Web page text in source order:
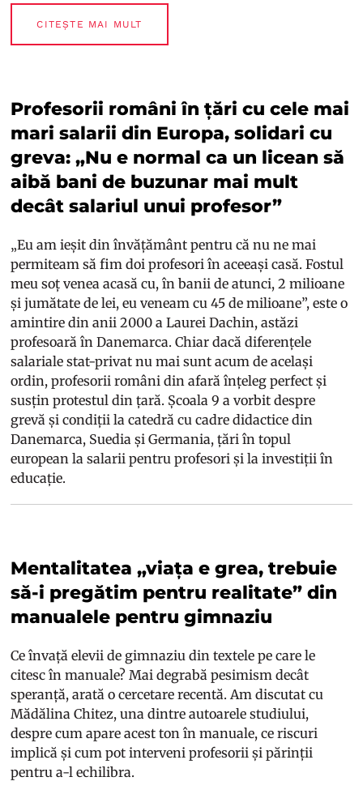
CITEȘTE MAI MULT
Profesorii români în țări cu cele mai
mari salarii din Europa, solidari cu
greva: „Nu e normal ca un licean să
aibă bani de buzunar mai mult
decât salariul unui profesor”
„Eu am ieșit din învățământ pentru că nu ne mai
permiteam să fim doi profesori în aceeași casă. Fostul
meu soț venea acasă cu, în banii de atunci, 2 milioane
și jumătate de lei, eu veneam cu 45 de milioane”, este o
amintire din anii 2000 a Laurei Dachin, astăzi
profesoară în Danemarca. Chiar dacă diferențele
salariale stat-privat nu mai sunt acum de același
ordin, profesorii români din afară înțeleg perfect și
susțin protestul din țară. Școala 9 a vorbit despre
grevă și condiții la catedră cu cadre didactice din
Danemarca, Suedia și Germania, țări în topul
european la salarii pentru profesori și la investiții în
educație.
Mentalitatea „viața e grea, trebuie
să-i pregătim pentru realitate” din
manualele pentru gimnaziu
Ce învață elevii de gimnaziu din textele pe care le
citesc în manuale? Mai degrabă pesimism decât
speranță, arată o cercetare recentă. Am discutat cu
Mădălina Chitez, una dintre autoarele studiului,
despre cum apare acest ton în manuale, ce riscuri
implică și cum pot interveni profesorii și părinții
pentru a-l echilibra.